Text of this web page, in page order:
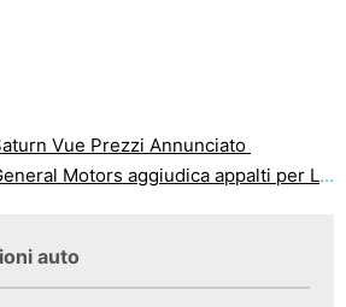
Vue Prezzi Annunciato
Motors aggiudica appalti per Li-ion sviluppo
auto